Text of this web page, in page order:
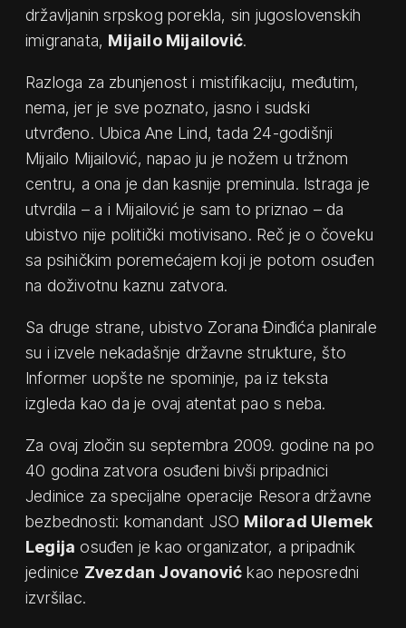
državljanin srpskog porekla, sin jugoslovenskih
imigranata, Mijailo Mijailović.
Razloga za zbunjenost i mistifikaciju, međutim,
nema, jer je sve poznato, jasno i sudski
utvrđeno. Ubica Ane Lind, tada 24-godišnji
Mijailo Mijailović, napao ju je nožem u tržnom
centru, a ona je dan kasnije preminula. Istraga je
utvrdila – a i Mijailović je sam to priznao – da
ubistvo nije politički motivisano. Reč je o čoveku
sa psihičkim poremećajem koji je potom osuđen
na doživotnu kaznu zatvora.
Sa druge strane, ubistvo Zorana Đinđića planirale
su i izvele nekadašnje državne strukture, što
Informer uopšte ne spominje, pa iz teksta
izgleda kao da je ovaj atentat pao s neba.
Za ovaj zločin su septembra 2009. godine na po
40 godina zatvora osuđeni bivši pripadnici
Jedinice za specijalne operacije Resora državne
bezbednosti: komandant JSO Milorad Ulemek
Legija osuđen je kao organizator, a pripadnik
jedinice Zvezdan Jovanović kao neposredni
izvršilac.